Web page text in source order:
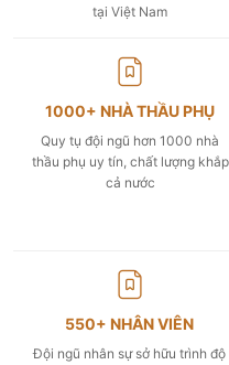
tại Việt Nam
1000+ NHÀ THẦU PHỤ
Quy tụ đội ngũ hơn 1000 nhà
thầu phụ uy tín, chất lượng khắp
cả nước
550+ NHÂN VIÊN
Đội ngũ nhân sự sở hữu trình độ